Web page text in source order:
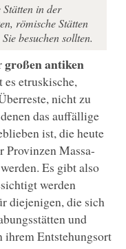
Stätten in der
römische Stätten
besuchen sollten.
großen antiken
etruskische,
nicht zu
das auffällige
ist, die heute
Provinzen Massa-
Es gibt also
werden
diejenigen, die sich
und
ihrem Entstehungsort